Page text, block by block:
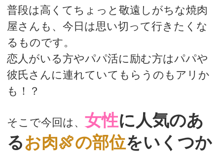
普段は高くてちょっと敬遠しがちな焼肉
屋さんも、今日は思い切って行きたくな
るものです。
恋人がいる方やパパ活に励む方はパパや
彼氏さんに連れていてもらうのもアリか
も！？
そこで今回は、 女性に人気のあ
るお肉🍖の部位をいくつか